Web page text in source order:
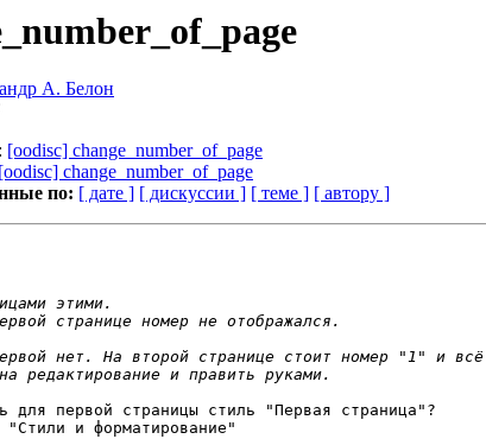
А. Белон
[oodisc] change_number_of_page
[oodisc] change_number_of_page
по: [ дате ] [ дискуссии ] [ теме ] [ автору ]
для первой страницы стиль "Первая страница"?
и форматирование"